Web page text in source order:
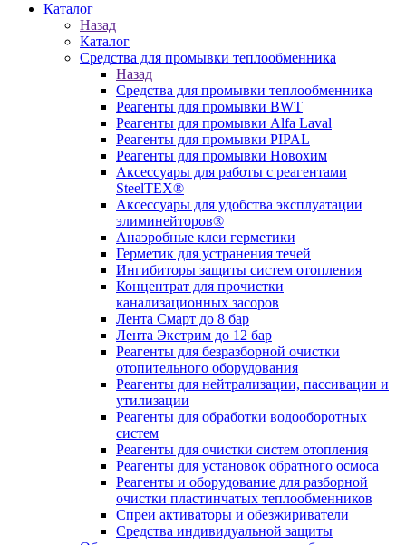
Каталог
Назад
Каталог
Средства для промывки теплообменника
Назад
Средства для промывки теплообменника
Реагенты для промывки BWT
Реагенты для промывки Alfa Laval
Реагенты для промывки PIPAL
Реагенты для промывки Новохим
Аксессуары для работы с реагентами
SteelTEX®
Аксессуары для удобства эксплуатации
элиминейторов®
Анаэробные клеи герметики
Герметик для устранения течей
Ингибиторы защиты систем отопления
Концентрат для прочистки
канализационных засоров
Лента Смарт до 8 бар
Лента Экстрим до 12 бар
Реагенты для безразборной очистки
отопительного оборудования
Реагенты для нейтрализации, пассивации и
утилизации
Реагенты для обработки водооборотных
систем
Реагенты для очистки систем отопления
Реагенты для установок обратного осмоса
Реагенты и оборудование для разборной
очистки пластинчатых теплообменников
Спреи активаторы и обезжириватели
Средства индивидуальной защиты